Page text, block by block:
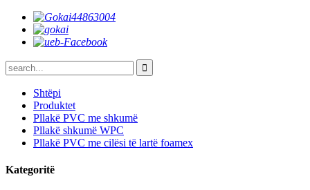
Shtëpi
Produktet
Pllakë PVC me shkumë
Pllakë shkumë WPC
Pllakë PVC me cilësi të lartë foamex
Kategoritë